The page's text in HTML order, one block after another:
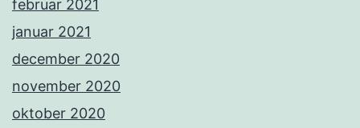
februar 2021
januar 2021
december 2020
november 2020
oktober 2020